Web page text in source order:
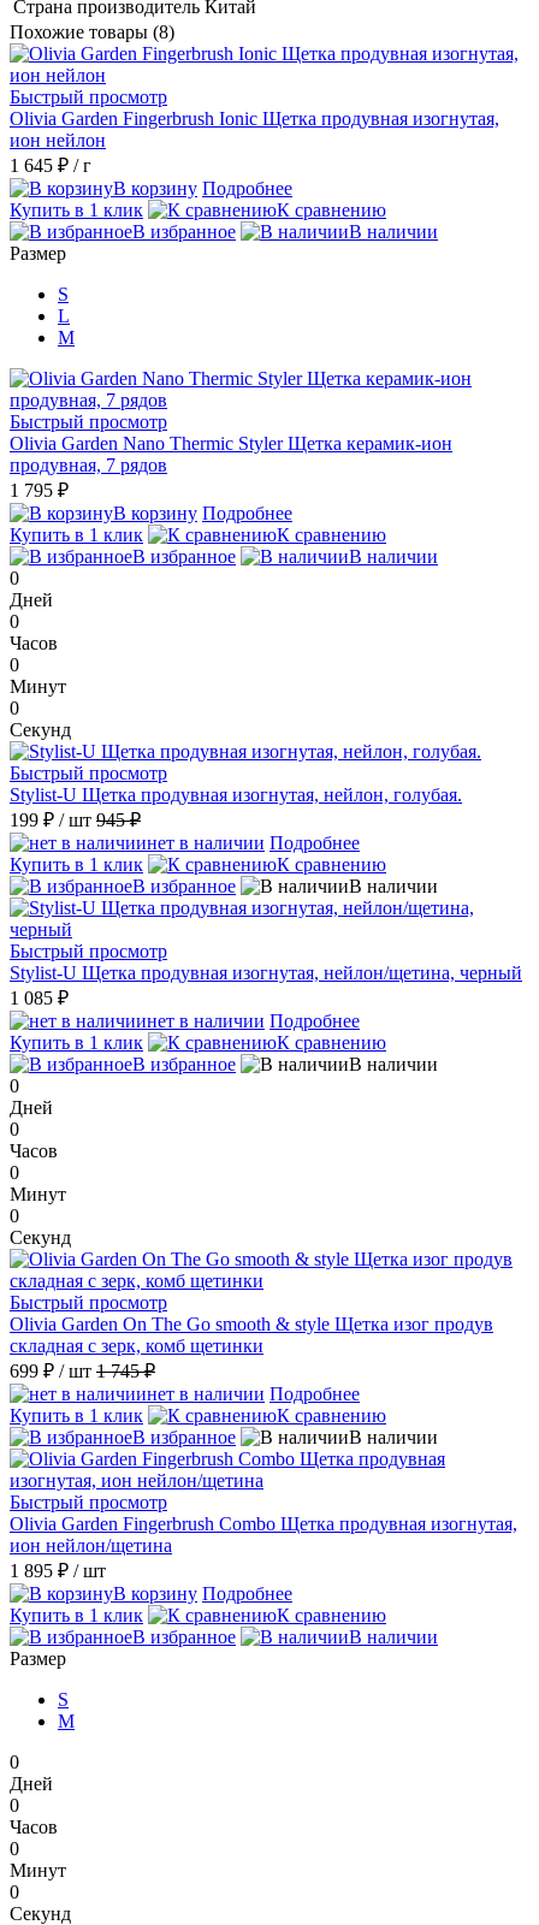
Страна производитель Китай
Похожие товары (8)
Быстрый просмотр
Olivia Garden Fingerbrush Ionic Щетка продувная изогнутая,
ион нейлон
1 645 ₽ / г
В корзину Подробнее
Купить в 1 клик
К сравнению
В избранное
В наличии
Размер
S
L
M
Быстрый просмотр
Olivia Garden Nano Thermic Styler Щетка керамик-ион
продувная, 7 рядов
1 795 ₽
В корзину Подробнее
Купить в 1 клик
К сравнению
В избранное
В наличии
0
Дней
0
Часов
0
Минут
0
Секунд
Быстрый просмотр
Stylist-U Щетка продувная изогнутая, нейлон, голубая.
199 ₽ / шт 945 ₽
нет в наличии Подробнее
Купить в 1 клик
К сравнению
В избранное
В наличии
Быстрый просмотр
Stylist-U Щетка продувная изогнутая, нейлон/щетина, черный
1 085 ₽
нет в наличии Подробнее
Купить в 1 клик
К сравнению
В избранное
В наличии
0
Дней
0
Часов
0
Минут
0
Секунд
Быстрый просмотр
Olivia Garden On The Go smooth & style Щетка изог продув
складная с зерк, комб щетинки
699 ₽ / шт 1 745 ₽
нет в наличии Подробнее
Купить в 1 клик
К сравнению
В избранное
В наличии
Быстрый просмотр
Olivia Garden Fingerbrush Combo Щетка продувная изогнутая,
ион нейлон/щетина
1 895 ₽ / шт
В корзину Подробнее
Купить в 1 клик
К сравнению
В избранное
В наличии
Размер
S
M
0
Дней
0
Часов
0
Минут
0
Секунд